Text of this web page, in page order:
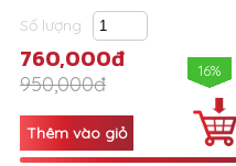
Số lượng
760,000đ
950,000đ
16%